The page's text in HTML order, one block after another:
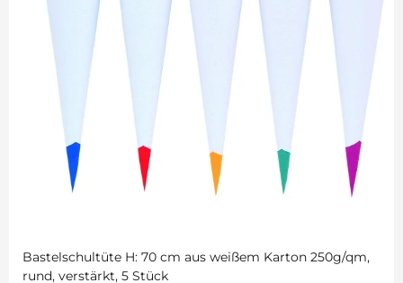
Bastelschultüte H: 70 cm aus weißem Karton 250g/qm,
rund, verstärkt, 5 Stück